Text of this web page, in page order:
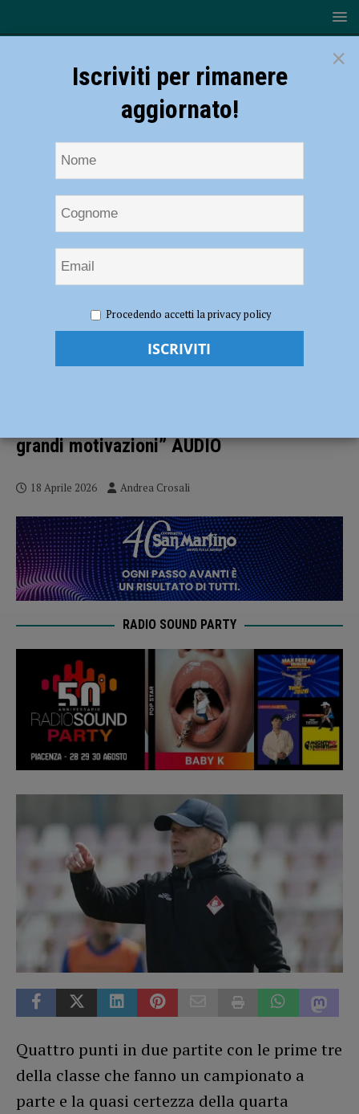
– Pro Sesto? Mi aspetto una partita di livello con una squadra forte e
dalle grandi motivazioni” AUDIO
Mister Franzini suona la carica: “Piacenza
grandi motivazioni” AUDIO
18 Aprile 2026 Andrea Crosali
RADIO SOUND PARTY
Quattro punti in due partite con le prime tre
della classe che fanno un campionato a
parte e la quasi certezza della quarta
×
Iscriviti per rimanere
aggiornato!
Procedendo accetti la privacy policy